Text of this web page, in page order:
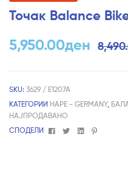
Точак Balance
5,950.00ден
SKU: 3629 / E1207A
КАТЕГОРИИ HAPE - GERMANY,
НАЈПРОДАВАНО
СПОДЕЛИ
FacebookTwitterLinkedin
Pinterest